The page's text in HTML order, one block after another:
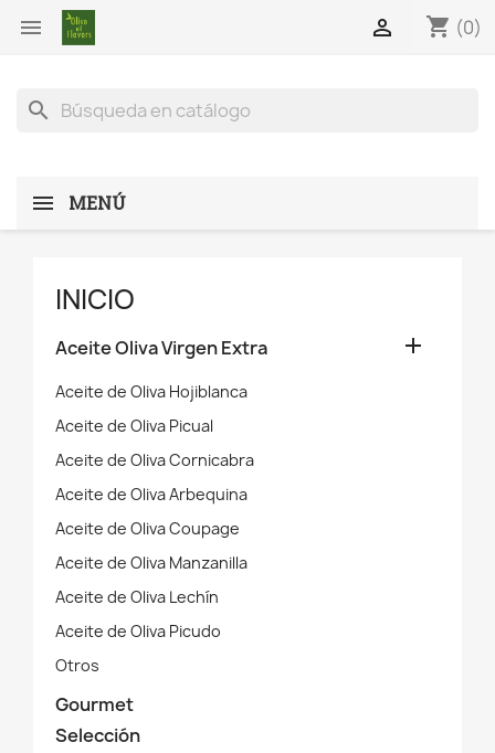
 shopping_cart (0)

search
MENÚ
INICIO
Aceite Oliva Virgen Extra 
Aceite de Oliva Hojiblanca
Aceite de Oliva Picual
Aceite de Oliva Cornicabra
Aceite de Oliva Arbequina
Aceite de Oliva Coupage
Aceite de Oliva Manzanilla
Aceite de Oliva Lechín
Aceite de Oliva Picudo
Otros
Gourmet
Selección